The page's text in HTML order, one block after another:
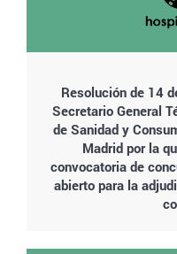
Resolución de 14
Secretario General
de Sanidad y
Madrid por la
convocatoria de
abierto para la